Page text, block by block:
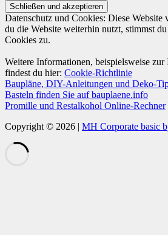
Datenschutz und Cookies: Diese Website
du die Website weiterhin nutzt, stimmst
Cookies zu.
Weitere Informationen, beispielsweise
findest du hier: Cookie-Richtlinie
Baupläne, DIY-Anleitungen und Deko-
Basteln finden Sie auf bauplaene.info
Promille und Restalkohol Online-Rechner
Copyright © 2026 | MH Corporate basic